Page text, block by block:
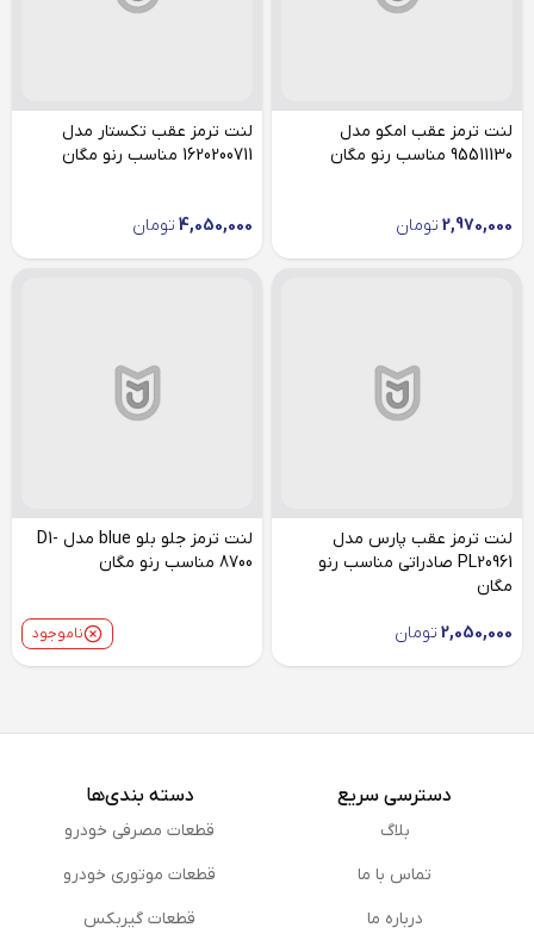
لنت ترمز عقب امکو مدل
95511130 مناسب رنو مگان
2,970,000 تومان
لنت ترمز عقب تکستار مدل
1620200711 مناسب رنو مگان
4,050,000 تومان
لنت ترمز عقب پارس مدل
PL20961 صادراتی مناسب رنو
مگان
2,050,000 تومان
لنت ترمز جلو بلو blue مدل D1-
8700 مناسب رنو مگان
ناموجود
دسترسی سریع
بلاگ
تماس با ما
درباره ما
دسته بندی‌ها
قطعات مصرفی خودرو
قطعات موتوری خودرو
قطعات گیربکس